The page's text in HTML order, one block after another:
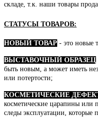
складе, т.к. наши товары
СТАТУСЫ ТОВАРОВ:
НОВЫЙ ТОВАР - это новые
ВЫСТАВОЧНЫЙ ОБРАЗЕЦ
быть новым, а может иметь
или потертости;
КОСМЕТИЧЕСКИЕ
косметические царапины или
следы эксплуатации, которые